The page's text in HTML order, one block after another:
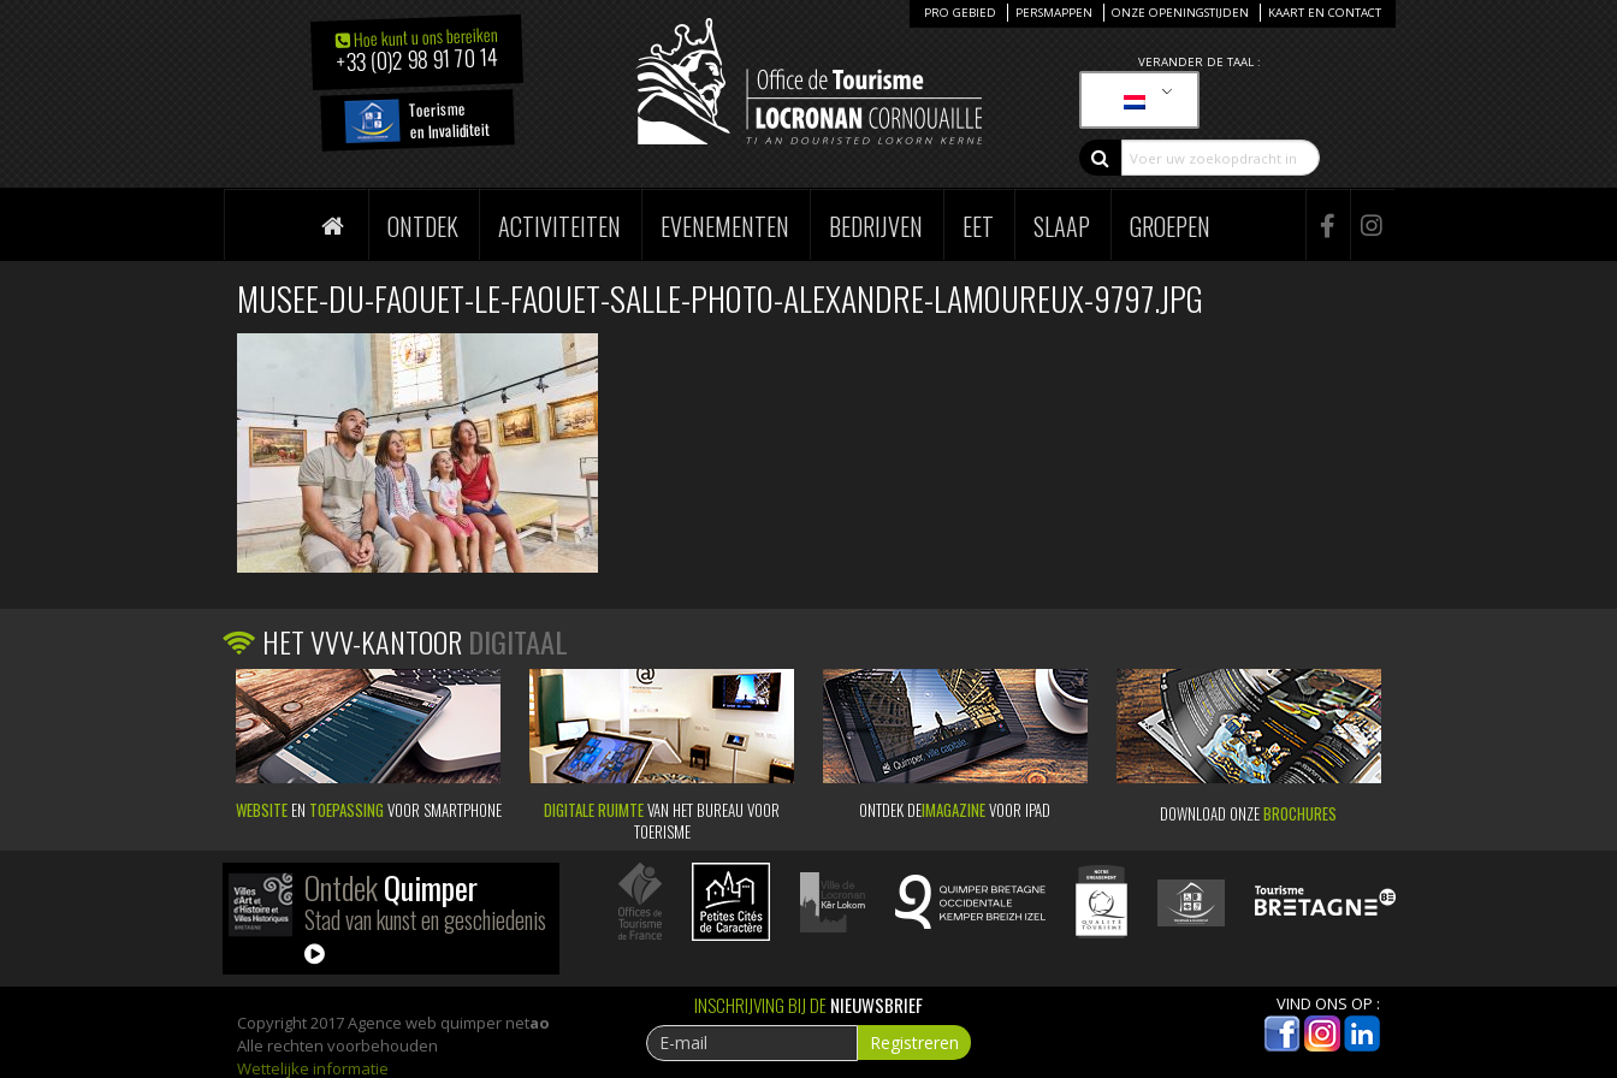
Hoe kunt u ons bereiken
+33 (0)2 98 91 70 14
Toerisme
en Invaliditeit
VERANDER DE TAAL :
PRO GEBIED PERSMAPPEN ONZE OPENINGSTIJDEN KAART EN CONTACT
ONTDEK ACTIVITEITEN EVENEMENTEN BEDRIJVEN EET SLAAP GROEPEN
MUSEE-DU-FAOUET-LE-FAOUET-SALLE-PHOTO-ALEXANDRE-LAMOUREUX-9797.JPG
HET VVV-KANTOOR DIGITAAL
WEBSITEEN TOEPASSING VOOR SMARTPHONE DIGITALE RUIMTEVAN HET BUREAU VOOR
TOERISME
ONTDEK DEIMAGAZINEVOOR IPAD DOWNLOAD ONZEBROCHURES
OntdekQuimper
Stad van kunst en geschiedenis
Copyright 2017 Agence web quimper netao
Alle rechten voorbehouden
Wettelijke informatie
INSCHRIJVING BIJ DENIEUWSBRIEF VIND ONS OP :